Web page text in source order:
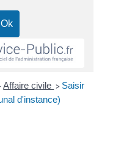
Affaire civile > Saisir
d'instance)